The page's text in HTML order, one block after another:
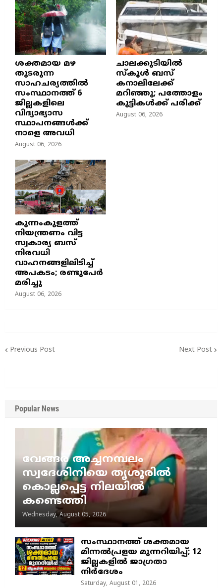
ശക്തമായ മഴ
തുടരുന്ന
സാഹചര്യത്തിൽ
സംസ്ഥാനത്ത് 6
ജില്ലകളിലെ
വിദ്യാഭ്യാസ
സ്ഥാപനങ്ങൾക്ക്
നാളെ അവധി
August 06, 2026
ചാലക്കുടിയിൽ
സ്കൂൾ ബസ്
കനാലിലേക്ക്
മറിഞ്ഞു; പത്തോളം
കുട്ടികൾക്ക് പരിക്ക്
August 06, 2026
കുന്നംകുളത്ത്
നിയന്ത്രണം വിട്ട
സ്വകാര്യ ബസ്
നിരവധി
വാഹനങ്ങളിലിടിച്ച്
അപകടം; രണ്ടുപേർ
മരിച്ചു
August 06, 2026
Previous Post Next Post
Popular News
വേങ്ങര അച്ചനമ്പലം
സ്വദേശിനിയെ തൃശൂരിൽ
കൊല്ലപ്പെട്ട നിലയിൽ
കണ്ടെത്തി
Wednesday, August 05, 2026
സംസ്ഥാനത്ത് ശക്തമായ
മിന്നൽപ്രളയ മുന്നറിയിപ്പ്; 12
ജില്ലകളിൽ ജാഗ്രതാ
നിർദേശം
Saturday, August 01, 2026